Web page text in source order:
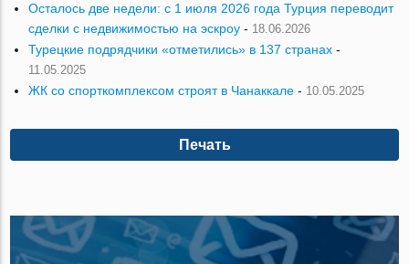
Осталось две недели: с 1 июля 2026 года Турция переводит
сделки с недвижимостью на эскроу - 18.06.2026
Турецкие подрядчики «отметились» в 137 странах -
11.05.2025
ЖК со спорткомплексом строят в Чанаккале - 10.05.2025
Печать